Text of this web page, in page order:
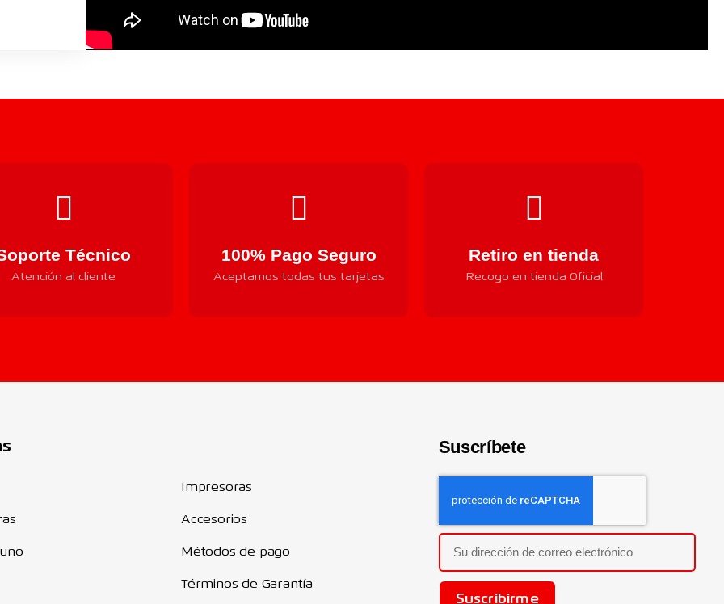
Técnico
Atención al cliente
100% Pago Seguro
Aceptamos todas tus tarjetas
Retiro en tienda
Recogo en tienda Oficial
Impresoras
Accesorios
Métodos de pago
Términos de Garantía
Suscríbete
Suscribirme